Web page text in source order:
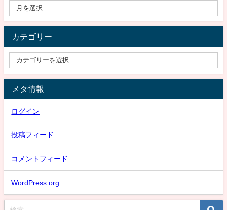
カテゴリー
メタ情報
ログイン
投稿フィード
コメントフィード
WordPress.org